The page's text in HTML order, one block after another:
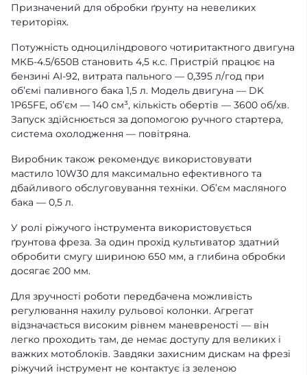
Призначений для обробки ґрунту на невеликих
територіях.
Потужність одноциліндрового чотиритактного двигуна
МКБ-4.5/650В становить 4,5 к.с. Пристрій працює на
бензині АІ-92, витрата пального — 0,395 л/год при
об’ємі паливного бака 1,5 л. Модель двигуна — DK
1P65FE, об’єм — 140 см³, кількість обертів — 3600 об/хв.
Запуск здійснюється за допомогою ручного стартера,
система охолодження — повітряна.
Виробник також рекомендує використовувати
мастило 10W30 для максимально ефективного та
дбайливого обслуговування техніки. Об’єм масляного
бака — 0,5 л.
У ролі ріжучого інструмента використовується
ґрунтова фреза. За один прохід культиватор здатний
обробити смугу шириною 650 мм, а глибина обробки
досягає 200 мм.
Для зручності роботи передбачена можливість
регулювання нахилу рульової колонки. Агрегат
відзначається високим рівнем маневреності — він
легко проходить там, де немає доступу для великих і
важких мотоблоків. Завдяки захисним дискам на фрезі
ріжучий інструмент не контактує із зеленою